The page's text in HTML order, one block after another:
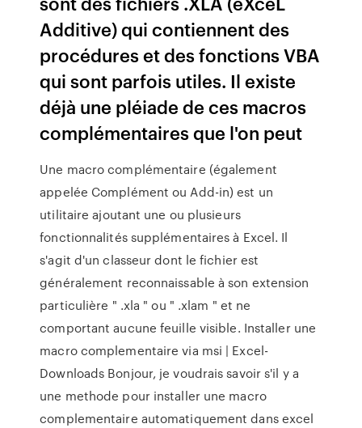
Additive) qui contiennent des
procédures et des fonctions VBA
qui sont parfois utiles. Il existe
déjà une pléiade de ces macros
complémentaires que l'on peut
Une macro complémentaire (également
appelée Complément ou Add-in) est un
utilitaire ajoutant une ou plusieurs
fonctionnalités supplémentaires à Excel. Il
s'agit d'un classeur dont le fichier est
généralement reconnaissable à son extension
particulière " .xla " ou " .xlam " et ne
comportant aucune feuille visible. Installer une
macro complementaire via msi | Excel-
Downloads Bonjour, je voudrais savoir s'il y a
une methode pour installer une macro
complementaire automatiquement dans excel